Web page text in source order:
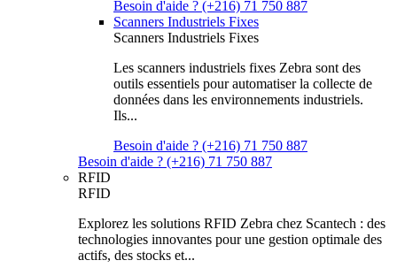
Besoin d'aide ? (+216) 71 750 887
Scanners Industriels Fixes
Scanners Industriels Fixes
Les scanners industriels fixes Zebra sont des
outils essentiels pour automatiser la collecte de
données dans les environnements industriels.
Ils...
Besoin d'aide ? (+216) 71 750 887
Besoin d'aide ? (+216) 71 750 887
RFID
RFID
Explorez les solutions RFID Zebra chez Scantech : des
technologies innovantes pour une gestion optimale des
actifs, des stocks et...